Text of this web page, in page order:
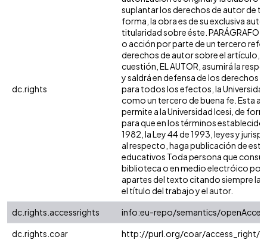
dc.rights
suplantar los derechos de autor de
forma, la obra es de su exclusiva
titularidad sobre éste. PARÁGRAFO:
o acción por parte de un tercero
derechos de autor sobre el artículo,
cuestión, EL AUTOR, asumirá la
y saldrá en defensa de los derechos
para todos los efectos, la
como un tercero de buena fe. Esta
permite a la Universidad Icesi, de
para que en los términos
1982, la Ley 44 de 1993, leyes y
al respecto, haga publicación de
educativos Toda persona que
biblioteca o en medio electróico
apartes del texto citando siempre la
el título del trabajo y el autor.
dc.rights.accessrights
info:eu-repo/semantics/
dc.rights.coar
http://purl.org/coar/access_right/